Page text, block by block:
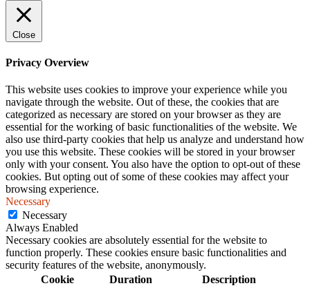
Close
Privacy Overview
This website uses cookies to improve your experience while you
navigate through the website. Out of these, the cookies that are
categorized as necessary are stored on your browser as they are
essential for the working of basic functionalities of the website. We
also use third-party cookies that help us analyze and understand how
you use this website. These cookies will be stored in your browser
only with your consent. You also have the option to opt-out of these
cookies. But opting out of some of these cookies may affect your
browsing experience.
Necessary
Necessary
Always Enabled
Necessary cookies are absolutely essential for the website to
function properly. These cookies ensure basic functionalities and
security features of the website, anonymously.
Cookie
Duration Description